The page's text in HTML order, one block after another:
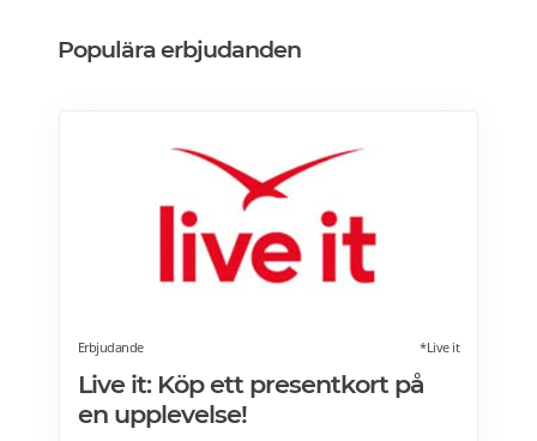
Populära erbjudanden
Erbjudande *Live it
Live it: Köp ett presentkort på
en upplevelse!